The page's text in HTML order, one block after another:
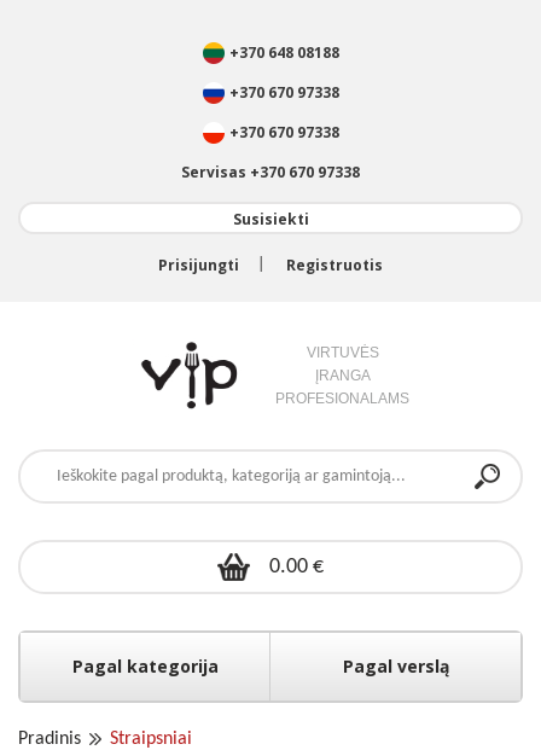
+370 648 08188
+370 670 97338
+370 670 97338
Servisas +370 670 97338
Susisiekti
Prisijungti Registruotis
VIRTUVĖS
ĮRANGA
PROFESIONALAMS
0.00 €
Pagal kategorija Pagal verslą
Pradinis Straipsniai